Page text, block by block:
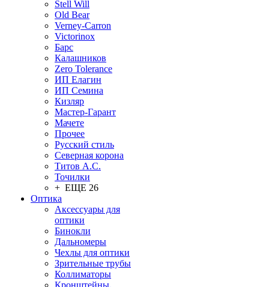
Stell Will
Old Bear
Verney-Carron
Victorinox
Барс
Калашников
Zero Tolerance
ИП Елагин
ИП Семина
Кизляр
Мастер-Гарант
Мачете
Прочее
Русский стиль
Северная корона
Титов А.С.
Точилки
+ ЕЩЕ 26
Оптика
Аксессуары для
оптики
Бинокли
Дальномеры
Чехлы для оптики
Зрительные трубы
Коллиматоры
Кронштейны,